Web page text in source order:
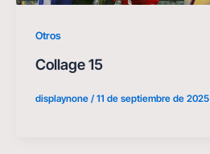
Otros
Collage 15
displaynone / 11 de septiembre de 2025